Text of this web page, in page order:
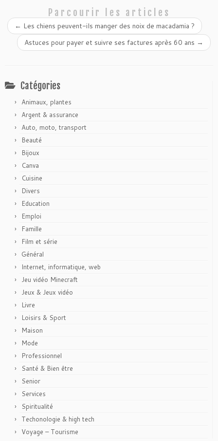
Parcourir les articles
← Les chiens peuvent-ils manger des noix de macadamia ?
Astuces pour payer et suivre ses factures après 60 ans →
Catégories
Animaux, plantes
Argent & assurance
Auto, moto, transport
Beauté
Bijoux
Canva
Cuisine
Divers
Education
Emploi
Famille
Film et série
Général
Internet, informatique, web
Jeu vidéo Minecraft
Jeux & Jeux vidéo
Livre
Loisirs & Sport
Maison
Mode
Professionnel
Santé & Bien être
Senior
Services
Spiritualité
Techonologie & high tech
Voyage – Tourisme